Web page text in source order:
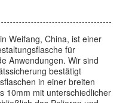
Weifang, China, ist einer
für
Anwendungen. Wir sind
bestätigt
in einer breiten
10mm mit unterschiedlicher